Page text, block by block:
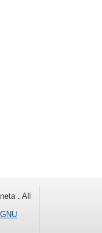
. All
GNU